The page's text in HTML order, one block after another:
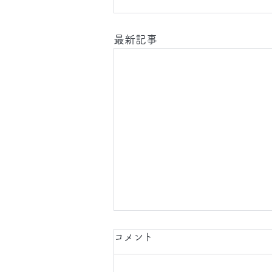
最新記事
2026.8.9(日)
コメント